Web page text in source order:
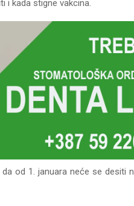
i kada stigne vakcina.
od 1. januara neće se desiti